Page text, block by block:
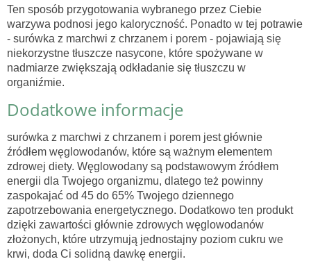
Ten sposób przygotowania wybranego przez Ciebie
warzywa podnosi jego kaloryczność. Ponadto w tej potrawie
- surówka z marchwi z chrzanem i porem - pojawiają się
niekorzystne tłuszcze nasycone, które spożywane w
nadmiarze zwiększają odkładanie się tłuszczu w
organiźmie.
Dodatkowe informacje
surówka z marchwi z chrzanem i porem jest głównie
źródłem węglowodanów, które są ważnym elementem
zdrowej diety. Węglowodany są podstawowym źródłem
energii dla Twojego organizmu, dlatego też powinny
zaspokajać od 45 do 65% Twojego dziennego
zapotrzebowania energetycznego. Dodatkowo ten produkt
dzięki zawartości głównie zdrowych węglowodanów
złożonych, które utrzymują jednostajny poziom cukru we
krwi, doda Ci solidną dawkę energii.